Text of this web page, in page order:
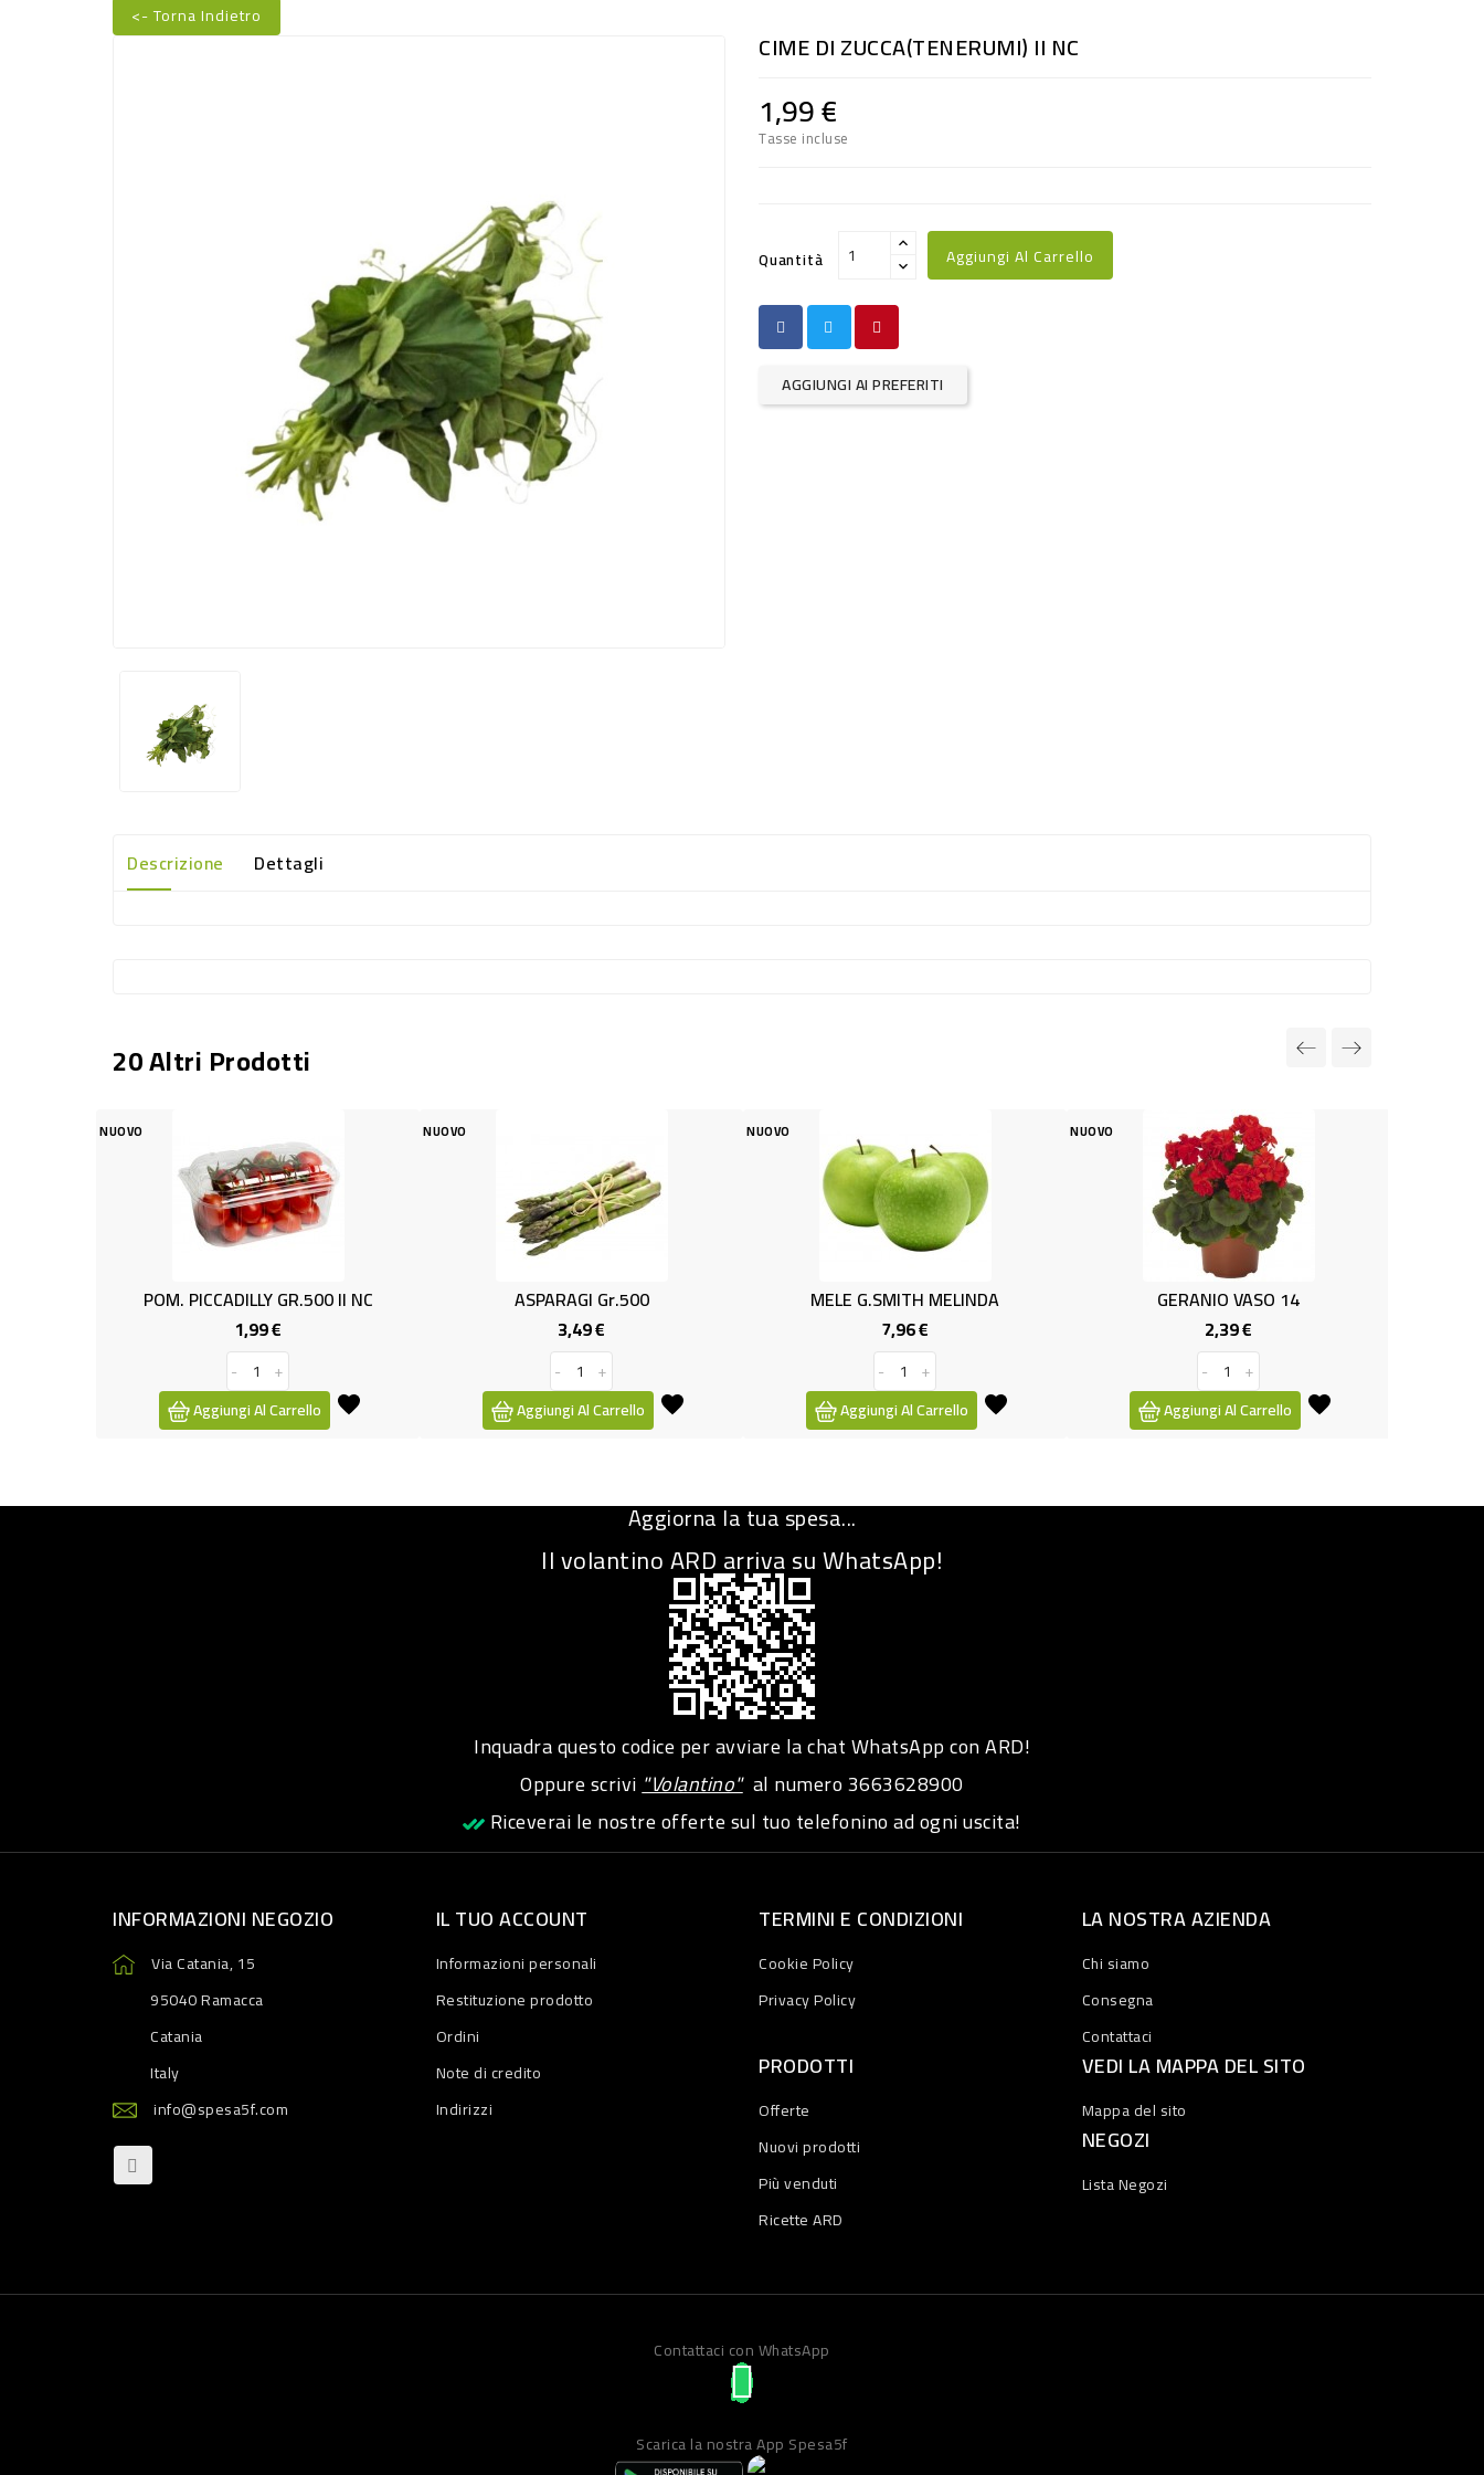
<- Torna Indietro
CIME DI ZUCCA(TENERUMI) II NC
1,99 €
Tasse incluse
Quantità Aggiungi Al Carrello
AGGIUNGI AI PREFERITI
Descrizione Dettagli
20 Altri Prodotti
POM. PICCADILLY GR.500 II NC
Aggiungi Al Carrello
ASPARAGI Gr.500
Aggiungi Al Carrello
MELE G.SMITH MELINDA
Aggiungi Al Carrello
GERANIO VASO 14
Aggiungi Al Carrello
Aggiorna la tua spesa...
Il volantino ARD arriva su WhatsApp!
Inquadra questo codice per avviare la chat WhatsApp con ARD!
Oppure scrivi"Volantino"al numero3663628900
Riceverai le nostre offerte sul tuo telefonino ad ogni uscita!
INFORMAZIONI NEGOZIO
Via Catania, 15
95040 Ramacca
Catania
Italy
info@spesa5f.com
IL TUO ACCOUNT
Informazioni personali
Restituzione prodotto
Ordini
Note di credito
Indirizzi
TERMINI E CONDIZIONI
Cookie Policy
Privacy Policy
LA NOSTRA AZIENDA
Chi siamo
Consegna
Contattaci
PRODOTTI
Offerte
Nuovi prodotti
Più venduti
Ricette ARD
VEDI LA MAPPA DEL SITO
Mappa del sito
NEGOZI
Lista Negozi
Contattaci con WhatsApp
Scarica la nostra App Spesa5f